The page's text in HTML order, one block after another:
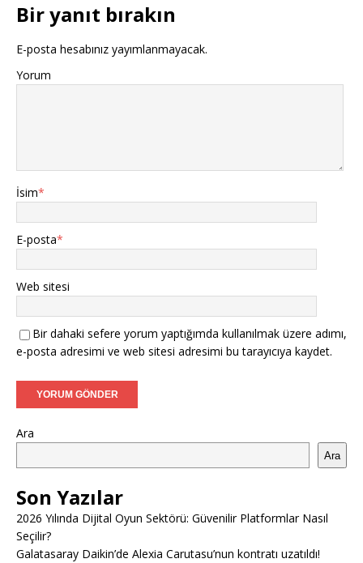
Bir yanıt bırakın
E-posta hesabınız yayımlanmayacak.
Yorum
İsim*
E-posta*
Web sitesi
Bir dahaki sefere yorum yaptığımda kullanılmak üzere adımı,
e-posta adresimi ve web sitesi adresimi bu tarayıcıya kaydet.
Ara
Ara
Son Yazılar
2026 Yılında Dijital Oyun Sektörü: Güvenilir Platformlar Nasıl
Seçilir?
Galatasaray Daikin’de Alexia Carutasu’nun kontratı uzatıldı!